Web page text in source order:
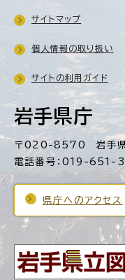
岩手県庁
〒020-8570 岩手県
電話番号：019-651-
県庁へのアクセス
サイトマップ
個人情報の取り扱い
サイトの利用ガイド